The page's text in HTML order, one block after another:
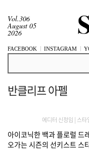
Vol.306
August 05
2026
FACEBOOK INSTAGRAM
반클리프 아펠
에디터 신정임 | 스
아이코닉한 백과 플로럴 드
오가는 시즌의 선키스트 스